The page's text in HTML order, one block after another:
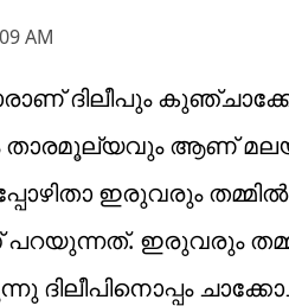
AM
ദിലീപും
ആണ്
ഇരുവരും
ഇരുവരും